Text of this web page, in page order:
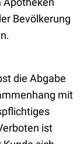
Bevölkerung
die Abgabe
mit
ist